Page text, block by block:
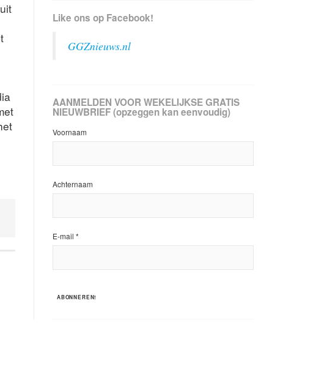
Like ons op Facebook!
GGZnieuws.nl
AANMELDEN VOOR WEKELIJKSE GRATIS
NIEUWBRIEF (opzeggen kan eenvoudig)
Voornaam
Achternaam
E-mail *